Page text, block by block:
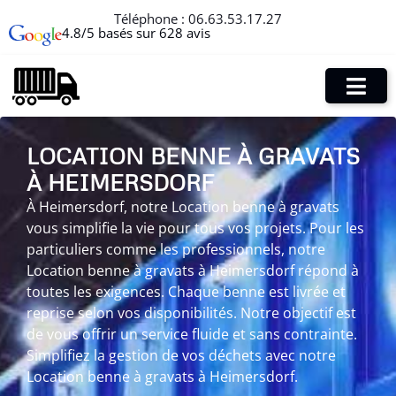
Téléphone : 06.63.53.17.27
4.8/5 basés sur 628 avis
LOCATION BENNE À GRAVATS
À HEIMERSDORF
À Heimersdorf, notre Location benne à gravats
vous simplifie la vie pour tous vos projets. Pour les
particuliers comme les professionnels, notre
Location benne à gravats à Heimersdorf répond à
toutes les exigences. Chaque benne est livrée et
reprise selon vos disponibilités. Notre objectif est
de vous offrir un service fluide et sans contrainte.
Simplifiez la gestion de vos déchets avec notre
Location benne à gravats à Heimersdorf.